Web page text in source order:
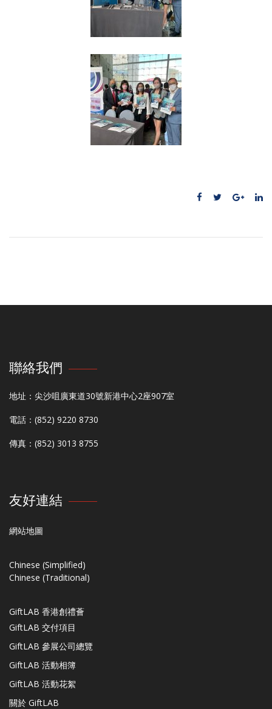
聯絡我們
地址：尖沙咀廣東道30號新港中心2座907室
電話：(852) 9220 8730
傳真：(852) 3013 8755
友好連結
網站地圖
Chinese (Simplified)
Chinese (Traditional)
GiftLAB 香港創禮薈
GiftLAB 交付項目
GiftLAB 參展公司總覽
GiftLAB 活動相簿
GiftLAB 活動花絮
關於 GiftLAB